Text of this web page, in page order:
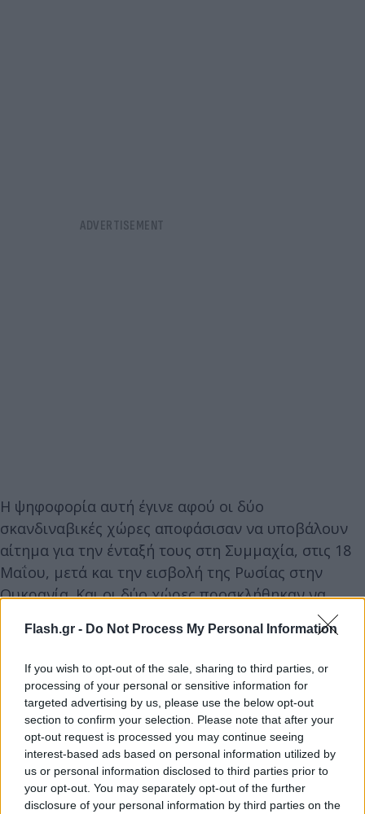
Flash.gr - Do Not Process My Personal Information
If you wish to opt-out of the sale, sharing to third parties, or
processing of your personal or sensitive information for
targeted advertising by us, please use the below opt-out
section to confirm your selection. Please note that after your
opt-out request is processed you may continue seeing
interest-based ads based on personal information utilized by
us or personal information disclosed to third parties prior to
your opt-out. You may separately opt-out of the further
disclosure of your personal information by third parties on the
Η ψηφοφορία αυτή έγινε αφού οι δύο
σκανδιναβικές χώρες αποφάσισαν να υποβάλουν
αίτημα για την ένταξή τους στη Συμμαχία, στις 18
Μαΐου, μετά και την εισβολή της Ρωσίας στην
Ουκρανία. Και οι δύο χώρες προσκλήθηκαν να
ενταχθούν στο ΝΑΤΟ κατά τη Σύνοδο Κορυφής της
Συμμαχίας στη Μαδρίτη στα τέλη Ιουνίου.
Πότε θα τεθούν σε ισχύ τα Πρωτόκολλα
Στις 5 Ιουλίου 2022 στις Βρυξέλλες, οι εκπρόσωποι
και των 30 χωρών μελών του ΝΑΤΟ υπέγραψαν τα
πρωτόκολλα για την ένταξη της Φινλανδίας και της
Σουηδίας. Τα Πρωτόκολλα προσχώρησης θα